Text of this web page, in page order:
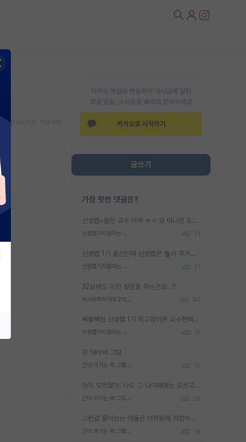
카카오 계정과 연동하여 게시글에 달린
댓글 알람, 소식등을 빠르게 받아보세요
카카오로 시작하기
글쓰기
가장 핫한 댓글은?
신생랩+젊은 교수 이게 ㄹㅇ 모 아니면 도인듯.
신생랩가지말라는 이유가 있었구나 21
신생랩 1기 출신인데 신생랩은 줠라 무거운 바벨 같은거임. 들면 대박인데 못들면 깔려 죽음. 아무도 알려주지 않는 환경에서 자생해야하지만, 일단 살아남았다면 그 어떤 사람보다 악착같고 생존력 높은 사람으로 거듭날 수 있음
신생랩가지말라는 이유가 있었구나 21
32살에도 이런 질문을 하는군요...?
박사진학하기에 2억은 괜찮은 (?) 정도의 경제력인가요 30
복불복임 신생랩 1기 최고참이면 교수한테 직접 지도받는 시간이 매우 많음 제대로 된 교수라면 말이지 그게 아니라면 그냥 넌 해방 불가능한 노예 1호에 감점쓰레기통이 되는거고
신생랩가지말라는 이유가 있었구나 12
걍 애라서 그럼
근데 여기는 왜 그렇게 SPK를 물어보는거임? 15
아직 모르잖아. 나도 그 나이때에는 모르고 평가 받고 안심하고 싶었어.
근데 여기는 왜 그렇게 SPK를 물어보는거임? 20
그런걸 물어보는 애들은 대학원에 적합하지 않다
근데 여기는 왜 그렇게 SPK를 물어보는거임? 18
신고하기